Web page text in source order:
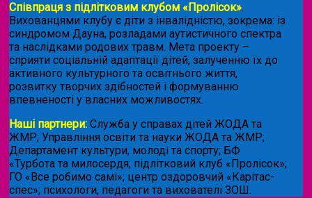
Співпраця з підлітковим клубом «Пролісок».
Вихованцями клубу є діти з інвалідністю, зокрема: із
синдромом Дауна, розладами аутистичного спектра
та наслідками родових травм. Мета проекту –
сприяти соціальній адаптації дітей, залученню їх до
активного культурного та освітнього життя,
розвитку творчих здібностей і формуванню
впевненості у власних можливостях.
Наші партнери: Служба у справах дітей ЖОДА та
ЖМР; Управління освіти та науки ЖОДА та ЖМР;
Департамент культури, молоді та спорту; БФ
«Турбота та милосердя; підлітковий клуб «Пролісок»;
ГО «Все робимо самі»; центр оздоровчий «Карітас-
спес»; психологи, педагоги та вихователі ЗОШ.